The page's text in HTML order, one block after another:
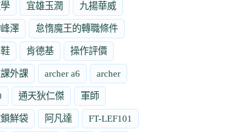
宜雄玉潤 九揚華威
澤 怠惰魔王的轉職條件
肯德基 操作評價
外課 archer a6 archer
通天狄仁傑 軍師
鮮袋 阿凡達 FT-LEF101